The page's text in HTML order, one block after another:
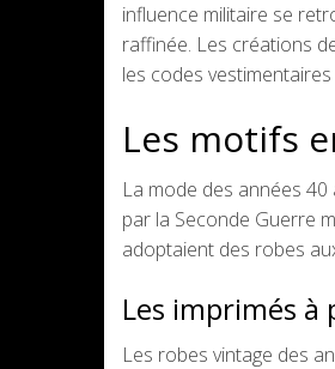
influence militaire se
raffinée. Les créations
les codes
Les motifs
La mode des années
par la Seconde Guerre
adoptaient des robes
Les imprimés
Les robes vintage des